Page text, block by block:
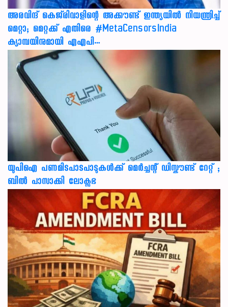
അരവിന്ദ് കെജ്‌രിവാളിന്റെ അക്കൗണ്ട് ഇന്ത്യയിൽ നിയന്ത്രിച്ച്
മെറ്റാ; മെറ്റക്ക് എതിരെ #MetaCensorsIndia
ക്യാമ്പയിനുമായി എഎപി…
യുപിഐ പണമിടപാടപാടുകൾക്ക് മെർച്ചന്റ് ഡിസ്കൗണ്ട് റേറ്റ് ;
ബിൽ പാസാക്കി ലോക്സഭ